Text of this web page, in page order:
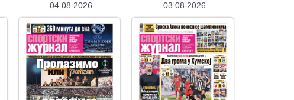
04.08.2026
03.08.2026